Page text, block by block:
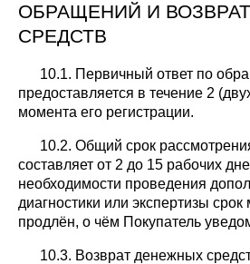
ОБРАЩЕНИЙ И
СРЕДСТВ
10.1. Первичный ответ по
предоставляется в течение 2
момента его регистрации.
10.2. Общий срок
составляет от 2 до 15 рабочих
необходимости проведения
диагностики или экспертизы
продлён, о чём Покупатель
10.3. Возврат денежных